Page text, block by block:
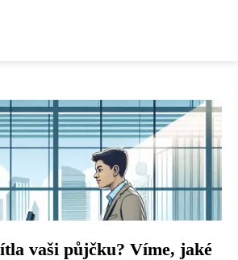
vaši půjčku? Víme, jaké